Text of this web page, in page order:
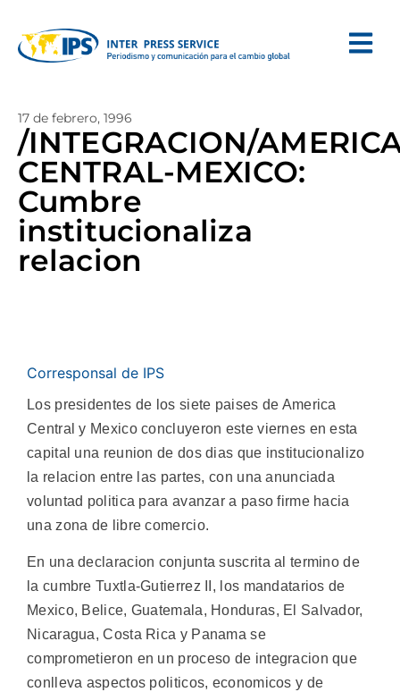
17 de febrero, 1996
/INTEGRACION/
CENTRAL-MEXICO:
Cumbre
institucionaliza
relacion
Corresponsal de IPS
Los presidentes de los siete paises de America
Central y Mexico concluyeron este viernes en esta
capital una reunion de dos dias que institucionalizo
la relacion entre las partes, con una anunciada
voluntad politica para avanzar a paso firme hacia
una zona de libre comercio.
En una declaracion conjunta suscrita al termino de
la cumbre Tuxtla-Gutierrez II, los mandatarios de
Mexico, Belice, Guatemala, Honduras, El Salvador,
Nicaragua, Costa Rica y Panama se
comprometieron en un proceso de integracion que
conlleva aspectos politicos, economicos y de